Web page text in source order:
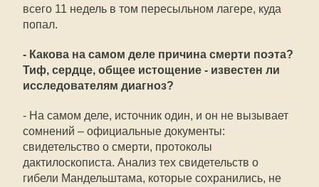
всего 11 недель в том пересыльном лагере, куда
попал.
- Какова на самом деле причина смерти поэта?
Тиф, сердце, общее истощение - известен ли
исследователям диагноз?
- На самом деле, источник один, и он не вызывает
сомнений – официальные документы:
свидетельство о смерти, протоколы
дактилоскописта. Анализ тех свидетельств о
гибели Мандельштама, которые сохранились, не